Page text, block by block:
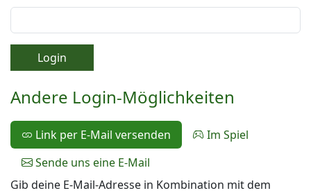
Login
Andere Login-Möglichkeiten
Link per E-Mail versenden
Im Spiel
Sende uns eine E-Mail
Gib deine E-Mail-Adresse in Kombination mit dem